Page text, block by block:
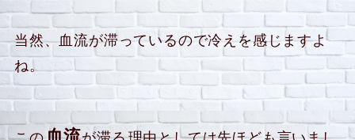
当然、血流が滞っているので冷えを感じますよ
ね。